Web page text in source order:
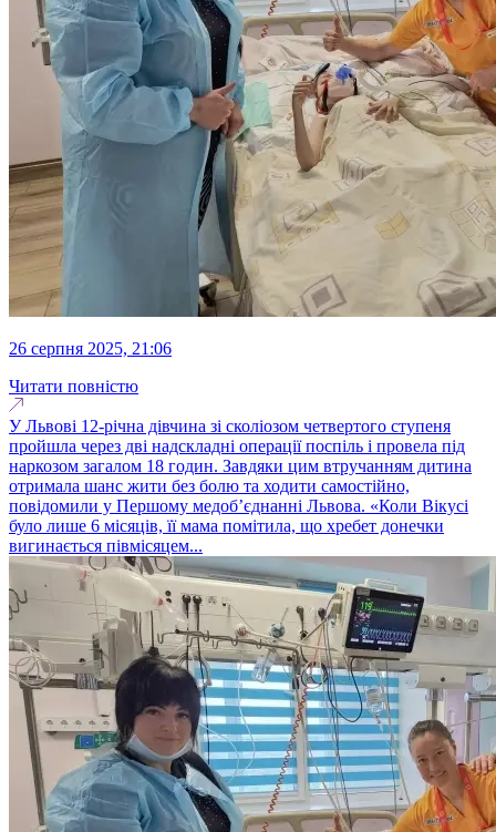
26 серпня 2025, 21:06
Читати повністю
У Львові 12-річна дівчина зі сколіозом четвертого ступеня
пройшла через дві надскладні операції поспіль і провела під
наркозом загалом 18 годин. Завдяки цим втручанням дитина
отримала шанс жити без болю та ходити самостійно,
повідомили у Першому медоб’єднанні Львова. «Коли Вікусі
було лише 6 місяців, її мама помітила, що хребет донечки
вигинається півмісяцем...